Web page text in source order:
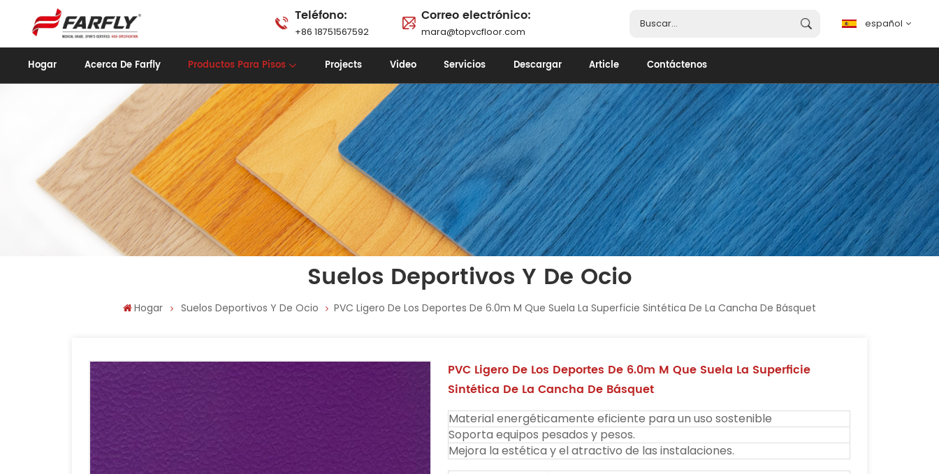
Teléfono:
+86 18751567592
Correo electrónico:
mara@topvcfloor.com
español
español
English
français
português
العربية
Hogar Acerca De Farfly Productos Para Pisos Projects Video Servicios Descargar Article Contáctenos
Suelos Deportivos Y De Ocio
Hogar Suelos Deportivos Y De Ocio PVC Ligero De Los Deportes De 6.0m M Que Suela La Superficie Sintética De La Cancha De Básquet
PVC Ligero De Los Deportes De 6.0m M Que Suela La Superficie
Sintética De La Cancha De Básquet
Material energéticamente eficiente para un uso sostenible
Soporta equipos pesados ​​y pesos.
Mejora la estética y el atractivo de las instalaciones.